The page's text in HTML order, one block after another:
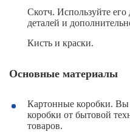
Скотч. Используйте
деталей и
Кисть и краски.
Основные материалы
Картонные коробки. Вы
коробки от бытовой
товаров.